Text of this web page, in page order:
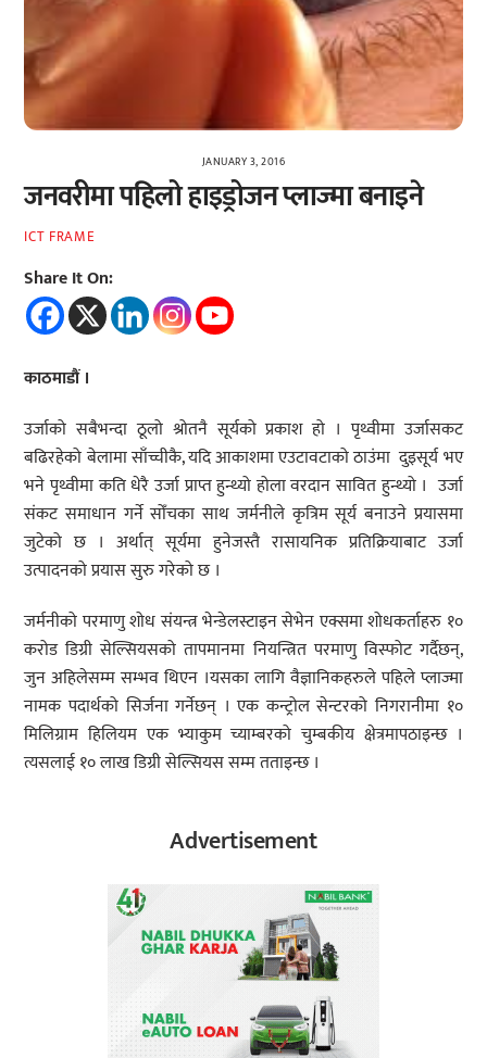
JANUARY 3, 2016
जनवरीमा पहिलो हाइड्रोजन प्लाज्मा बनाइने
ICT FRAME
Share It On:
काठमाडौं ।
उर्जाको सबैभन्दा ठूलो श्रोतनै सूर्यको प्रकाश हो । पृथ्वीमा उर्जासकट
बढिरहेको बेलामा साँच्चीकै, यदि आकाशमा एउटावटाको ठाउंमा दुइसूर्य भए
भने पृथ्वीमा कति धेरै उर्जा प्राप्त हुन्थ्यो होला वरदान सावित हुन्थ्यो । उर्जा
संकट समाधान गर्ने सोँचका साथ जर्मनीले कृत्रिम सूर्य बनाउने प्रयासमा
जुटेको छ । अर्थात् सूर्यमा हुनेजस्तै रासायनिक प्रतिक्रियाबाट उर्जा
उत्पादनको प्रयास सुरु गरेको छ ।
जर्मनीको परमाणु शोध संयन्त्र भेन्डेलस्टाइन सेभेन एक्समा शोधकर्ताहरु १०
करोड डिग्री सेल्सियसको तापमानमा नियन्त्रित परमाणु विस्फोट गर्दैछन्,
जुन अहिलेसम्म सम्भव थिएन ।यसका लागि वैज्ञानिकहरुले पहिले प्लाज्मा
नामक पदार्थको सिर्जना गर्नेछन् । एक कन्ट्रोल सेन्टरको निगरानीमा १०
मिलिग्राम हिलियम एक भ्याकुम च्याम्बरको चुम्बकीय क्षेत्रमापठाइन्छ ।
त्यसलाई १० लाख डिग्री सेल्सियस सम्म तताइन्छ ।
Advertisement